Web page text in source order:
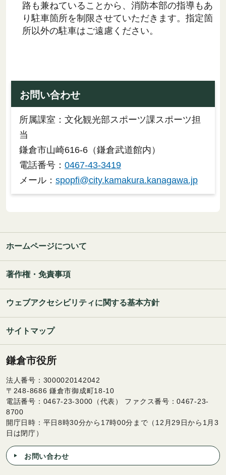
路も兼ねていることから、消防本部の指導もあ
り駐車箇所を制限させていただきます。指定箇
所以外の駐車はご遠慮ください。
お問い合わせ
所属課室：文化観光部スポーツ課スポーツ担
当
鎌倉市山崎616-6（鎌倉武道館内）
電話番号： 0467-43-3419
メール： spopfi@city.kamakura.kanagawa.jp
ホームページについて
著作権・免責事項
ウェブアクセシビリティに関する基本方針
サイトマップ
鎌倉市役所
法人番号：3000020142042
〒248-8686 鎌倉市御成町18-10
電話番号：0467-23-3000（代表） ファクス番号：0467-23-
8700
開庁日時：平日8時30分から17時00分まで（12月29日から1月3
日は閉庁）
お問い合わせ